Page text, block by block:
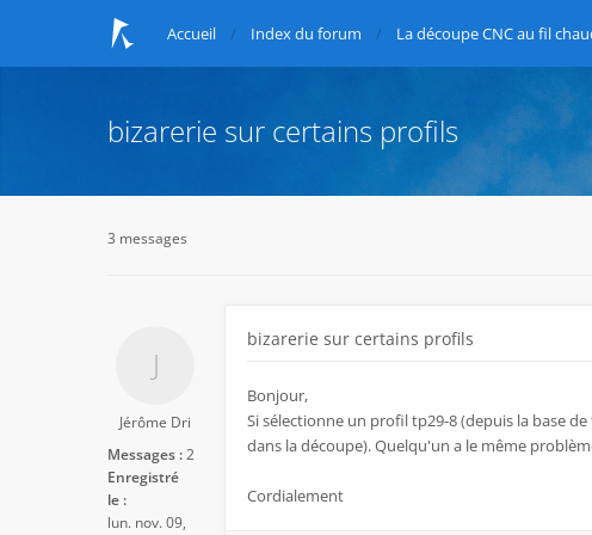
Accueil Index du forum La découpe CNC au fil
bizarerie sur certains profils
3 messages
Jérôme Dri
Messages :2
Enregistré
le :
lun. nov. 09,
bizarerie sur certains profils
Bonjour,
Si sélectionne un profil tp29-8 (depuis la base
dans la découpe). Quelqu'un a le même
Cordialement